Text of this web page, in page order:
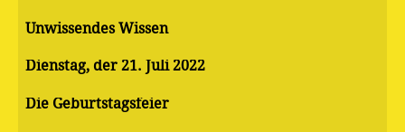
Unwissendes Wissen
Dienstag, der 21. Juli 2022
Die Geburtstagsfeier